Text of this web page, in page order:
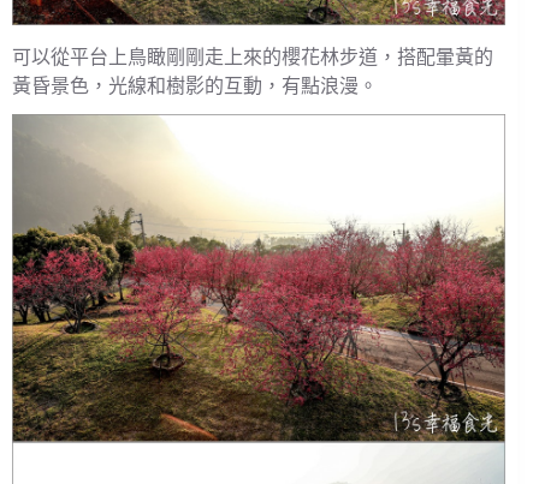
可以從平台上鳥瞰剛剛走上來的櫻花林步道，搭配暈黃的
黃昏景色，光線和樹影的互動，有點浪漫。